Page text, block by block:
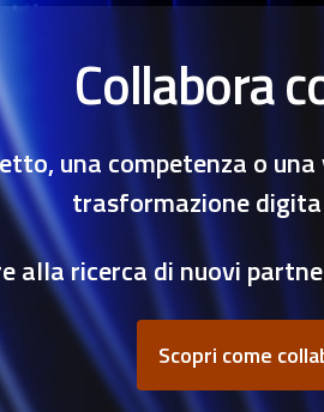
Collabora
una competenza o
trasformazione
alla ricerca di nuovi
Scopri come